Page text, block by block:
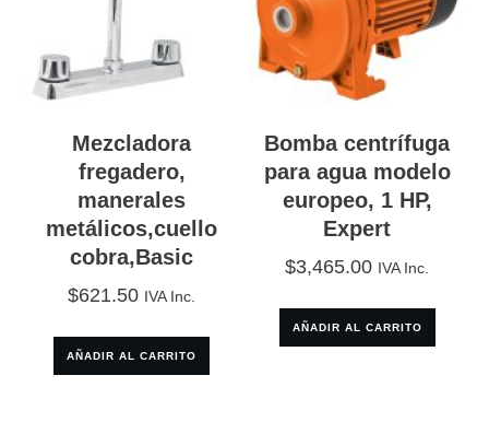
Mezcladora
fregadero,
manerales
metálicos,cuello
cobra,Basic
$621.50 IVA Inc.
AÑADIR AL CARRITO
Bomba centrífuga
para agua modelo
europeo, 1 HP,
Expert
$3,465.00 IVA Inc.
AÑADIR AL CARRITO